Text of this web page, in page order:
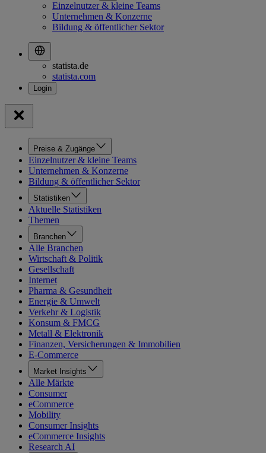
Einzelnutzer & kleine Teams
Unternehmen & Konzerne
Bildung & öffentlicher Sektor
statista.de
statista.com
Preise & Zugänge
Einzelnutzer & kleine Teams
Unternehmen & Konzerne
Bildung & öffentlicher Sektor
Statistiken
Aktuelle Statistiken
Themen
Branchen
Alle Branchen
Wirtschaft & Politik
Gesellschaft
Internet
Pharma & Gesundheit
Energie & Umwelt
Verkehr & Logistik
Konsum & FMCG
Metall & Elektronik
Finanzen, Versicherungen & Immobilien
E-Commerce
Market Insights
Alle Märkte
Consumer
eCommerce
Mobility
Consumer Insights
eCommerce Insights
Research AI